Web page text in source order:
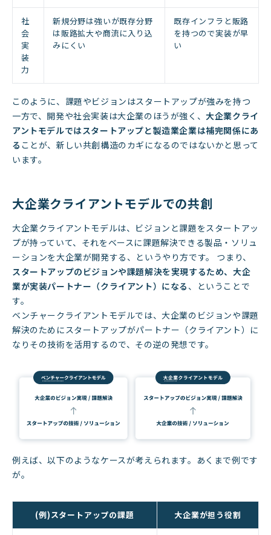
社
会
実
装
力
新規分野は強いが既存分野
は販路拡大や商流に入り込
みにくい
既存インフラと販路
を持つので実装が早
い
このように、課題やビジョンはスタートアップが強みを持つ
一方で、開発や社会実装は大企業のほうが強く、大企業クライ
アントモデルではスタートアップと製造業企業は補完関係にあ
る ことが、新しい共創構造のカギになるのではないかと思って
います。
大企業クライアントモデルでの共創
大企業クライアントモデルは、ビジョンと課題をスタートアッ
プが持っていて、それをベースに課題解決できる製品・ソリュ
ーションを大企業が開発する、というやり方です。 つまり、
スタートアップのビジョンや課題解決を実現するため、大企
業が実装パートナー（クライアント）になる 、ということで
す。
ベンチャークライアントモデルでは、大企業のビジョンや課題
解決のためにスタートアップがパートナー（クライアント）に
なりその技術を活用するので、その逆の発想です。
例えば、以下のようなケースが考えられます。あくまで例です
が。
(例)スタートアップの課題 大企業が担う役割